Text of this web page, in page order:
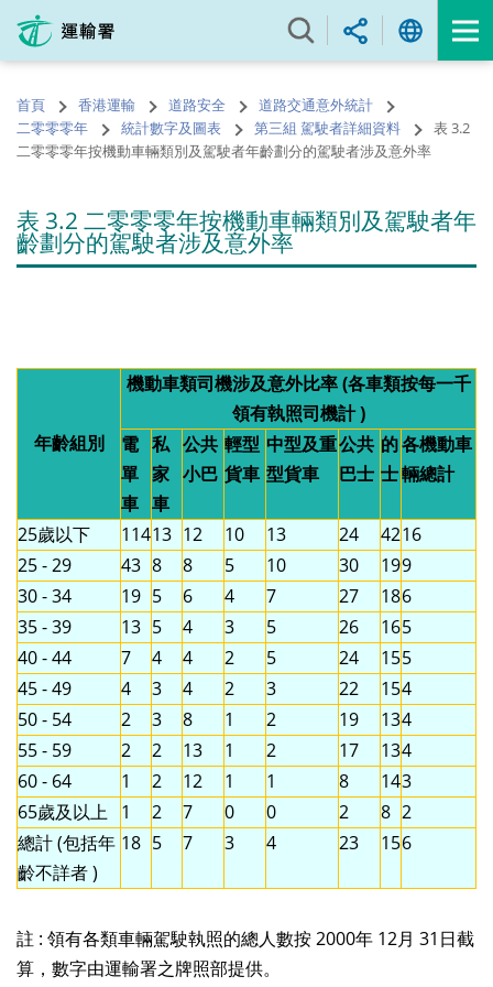
內
的
開
始
首頁 香港運輸 道路安全
道路交通意外統計
二零零零年
統計數字及圖表 第三組 駕駛者詳細資料
表 3.2
二零零零年按機動車輛類別及駕駛者年齡劃分的駕駛者涉及意外率
表 3.2 二零零零年按機動車輛類別及駕駛者年
齡劃分的駕駛者涉及意外率
年齡組別
機動車類司機涉及意外比率 (各車類按每一千
領有執照司機計 )
電
單
車
私
家
車
公共
小巴
輕型
貨車
中型及重
型貨車
公共
巴士
的
士
各機動車
輛總計
25歲以下 11413 12 10 13 24 4216
25 - 29
43 8 8 5 10 30 199
30 - 34
19 5 6 4 7 27 186
35 - 39
13 5 4 3 5 26 165
40 - 44
7 4 4 2 5 24 155
45 - 49
4 3 4 2 3 22 154
50 - 54
2 3 8 1 2 19 134
55 - 59
2 2 13 1 2 17 134
60 - 64
1 2 12 1 1 8 143
65歲及以上 1 2 7 0 0 2 8 2
總計 (包括年
齡不詳者 )
18 5 7 3 4 23 156
註 : 領有各類車輛駕駛執照的總人數按 2000年 12月 31日截
算，數字由運輸署之牌照部提供。